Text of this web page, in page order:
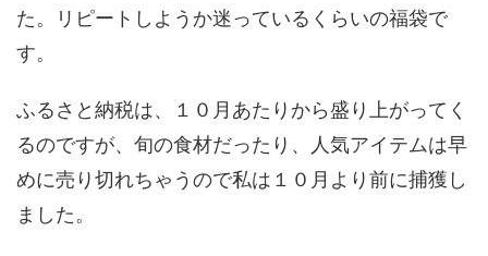
た。リピートしようか迷っているくらいの福袋で
す。
ふるさと納税は、１０月あたりから盛り上がってく
るのですが、旬の食材だったり、人気アイテムは早
めに売り切れちゃうので私は１０月より前に捕獲し
ました。